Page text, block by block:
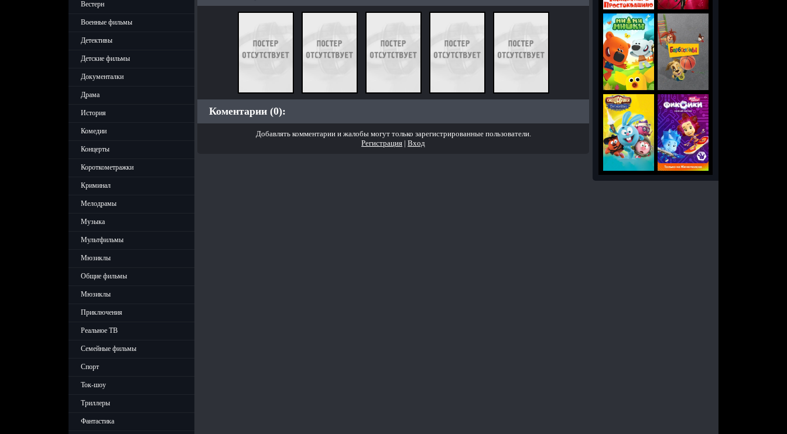
Вестерн
Военные фильмы
Детективы
Детские фильмы
Документалки
Драма
История
Комедии
Концерты
Короткометражки
Криминал
Мелодрамы
Музыка
Мультфильмы
Мюзиклы
Общие фильмы
Мюзиклы
Приключения
Реальное ТВ
Семейные фильмы
Спорт
Ток-шоу
Триллеры
Фантастика
Коментарии (0):
Добавлять комментарии и жалобы могут только зарегистрированные пользователи.
Регистрация |Вход